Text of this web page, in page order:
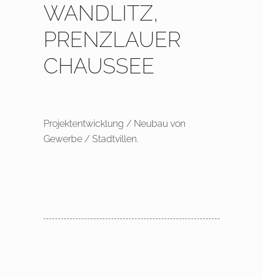
WANDLITZ,
PRENZLAUER
CHAUSSEE
Projektentwicklung / Neubau von
Gewerbe / Stadtvillen.